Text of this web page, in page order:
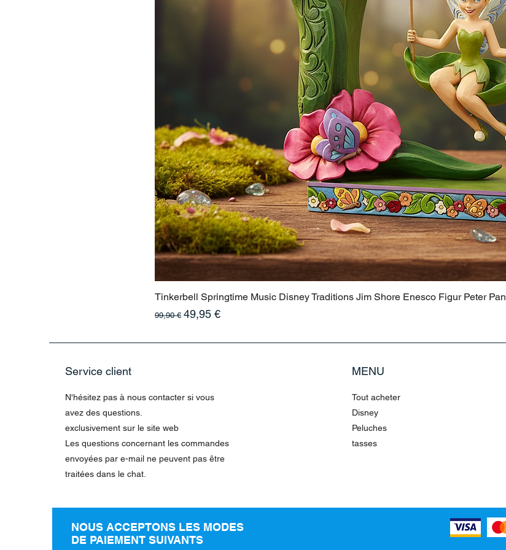
Tinkerbell Springtime Music Disney Traditions Jim Shore Enesco Figur Peter Pan
Prix original
99,90 € Prix promotionnel
49,95 €
Service client
N'hésitez pas à nous contacter si vous
avez des questions.
exclusivement sur le site web
Les questions concernant les commandes
envoyées par e-mail ne peuvent pas être
traitées dans le chat.
MENU
Tout acheter
Disney
Peluches
tasses
NOUS ACCEPTONS LES MODES
DE PAIEMENT SUIVANTS